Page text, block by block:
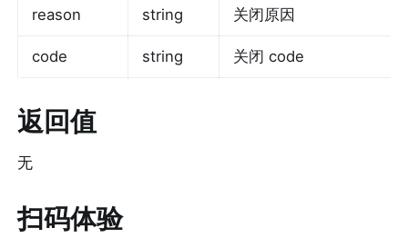
reason string 关闭原因
code string 关闭 code
返回值
无
扫码体验